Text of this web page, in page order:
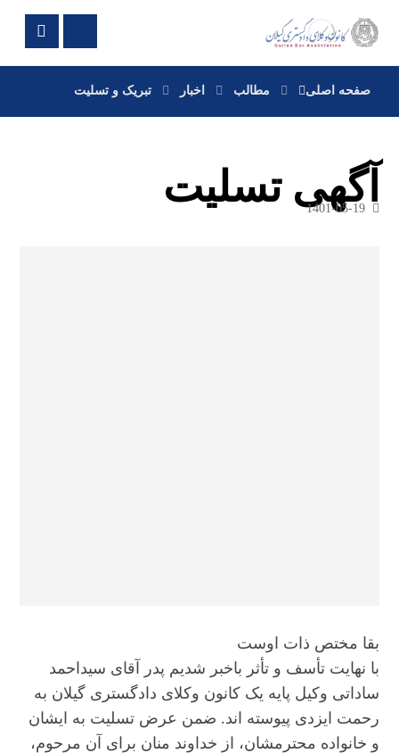
صفحه اصلی مطالب اخبار تبریک و تسلیت
آگهی تسلیت
1401-05-19
بقا مختص ذات اوست
با نهایت تأسف و تأثر باخبر شدیم پدر آقای سیداحمد
ساداتی وکیل پایه یک کانون وکلای دادگستری گیلان به
رحمت ایزدی پیوسته اند. ضمن عرض تسلیت به ایشان
و خانواده محترمشان، از خداوند منان برای آن مرحوم،